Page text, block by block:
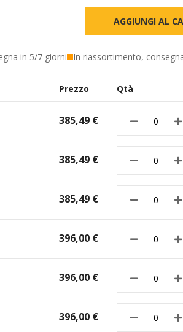
AGGIUNGI AL
in 5/7 giorni In riassortimento,
Prezzo Qtà
385,49 €
385,49 €
385,49 €
396,00 €
396,00 €
396,00 €